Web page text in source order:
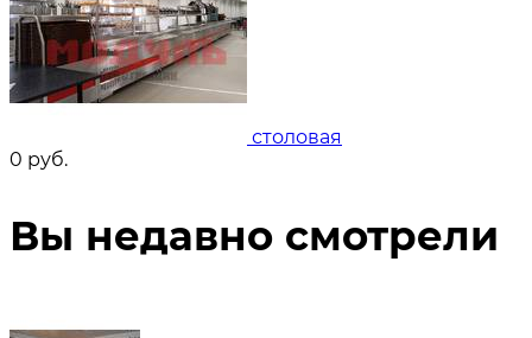
столовая
0 руб.
Вы недавно смотрели